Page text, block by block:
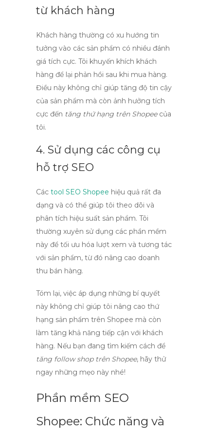
từ khách hàng
Khách hàng thường có xu hướng tin
tưởng vào các sản phẩm có nhiều đánh
giá tích cực. Tôi khuyến khích khách
hàng để lại phản hồi sau khi mua hàng.
Điều này không chỉ giúp tăng độ tin cậy
của sản phẩm mà còn ảnh hưởng tích
cực đến tăng thứ hạng trên Shopeecủa
tôi.
4. Sử dụng các công cụ
hỗ trợ SEO
Các tool SEO Shopee hiệu quả rất đa
dạng và có thể giúp tôi theo dõi và
phân tích hiệu suất sản phẩm. Tôi
thường xuyên sử dụng các phần mềm
này để tối ưu hóa lượt xem và tương tác
với sản phẩm, từ đó nâng cao doanh
thu bán hàng.
Tóm lại, việc áp dụng những bí quyết
này không chỉ giúp tôi nâng cao thứ
hạng sản phẩm trên Shopee mà còn
làm tăng khả năng tiếp cận với khách
hàng. Nếu bạn đang tìm kiếm cách để
tăng follow shop trên Shopee, hãy thử
ngay những mẹo này nhé!
Phần mềm SEO
Shopee: Chức năng và